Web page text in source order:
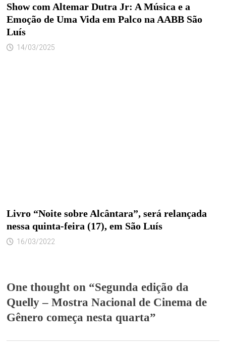
Show com Altemar Dutra Jr: A Música e a
Emoção de Uma Vida em Palco na AABB São
Luís
14/03/2025
Livro “Noite sobre Alcântara”, será relançada
nessa quinta-feira (17), em São Luís
16/03/2022
One thought on “Segunda edição da
Quelly – Mostra Nacional de Cinema de
Gênero começa nesta quarta”